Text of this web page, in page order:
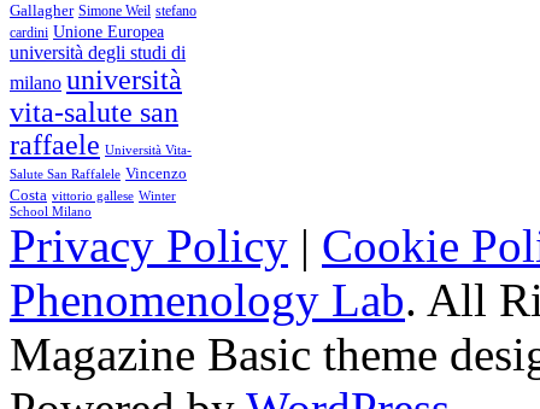
Gallagher Simone Weil stefano
cardini Unione Europea
università degli studi di
milano università
vita-salute san
raffaele Università Vita-
Salute San Raffalele Vincenzo
Costa vittorio gallese Winter
School Milano
Privacy Policy | Cookie
Phenomenology Lab. All
Magazine Basic theme